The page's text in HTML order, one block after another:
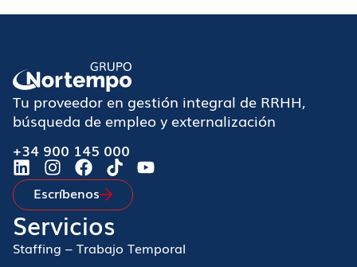
Tu proveedor en gestión integral de RRHH,
búsqueda de empleo y externalización
+34 900 145 000
Escríbenos
Servicios
Staffing – Trabajo Temporal